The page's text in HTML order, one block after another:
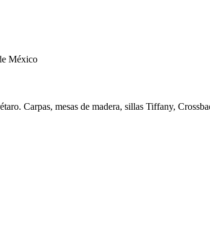
México
Carpas, mesas de madera, sillas Tiffany,